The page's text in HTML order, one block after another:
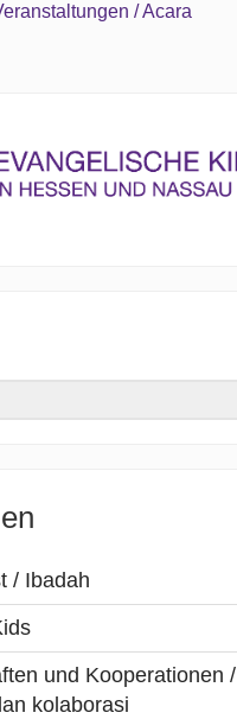
/ Acara
/ Ibadah
und Kooperationen /
kolaborasi